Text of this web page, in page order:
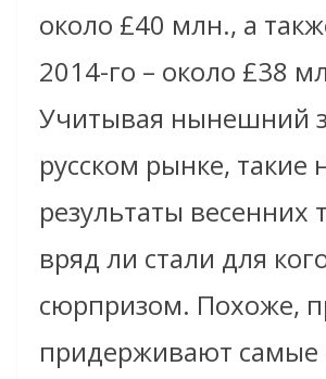
около £40 млн., а
2014-го – около £38
Учитывая нынешний
русском рынке, такие
результаты весенних
вряд ли стали для
сюрпризом. Похоже,
придерживают самые